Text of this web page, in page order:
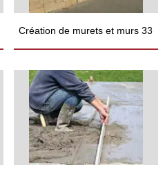
Création de murets et murs 33